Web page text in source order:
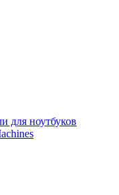
для ноутбуков